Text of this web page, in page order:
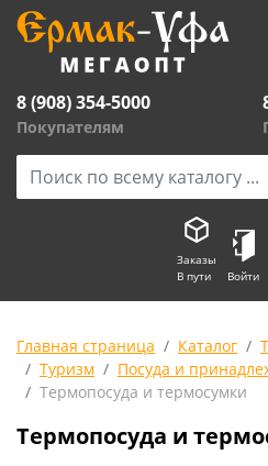
8 (908) 354-5000
Покупателям
Заказы
В пути
Войти
Главная страница Каталог
Туризм
Посуда и
Термопосуда и термосумки
Термопосуда и